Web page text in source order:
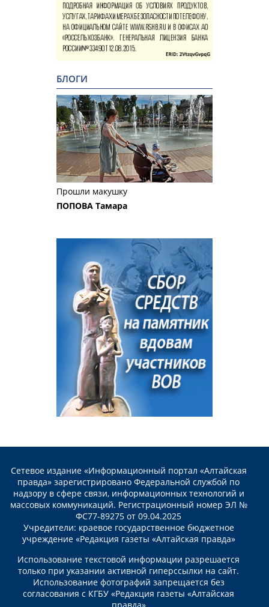
БЛОГИ
Прошли макушку
ПОПОВА Тамара
Сетевое издание «Информационный портал «Алтайская
правда» зарегистрировано Федеральной службой по
надзору в сфере связи, информационных технологий и
массовых коммуникаций. Регистрационный номер ЭЛ №
ФС77-89275 от 09.04.2025
Учредители: краевое государственное бюджетное
учреждение «Редакция газеты «Алтайская правда»
Использование текстовой информации разрешается
только при указании активной гиперссылки на сайт.
Использование фотографий запрещается без
согласования с КГБУ «Редакция газеты «Алтайская